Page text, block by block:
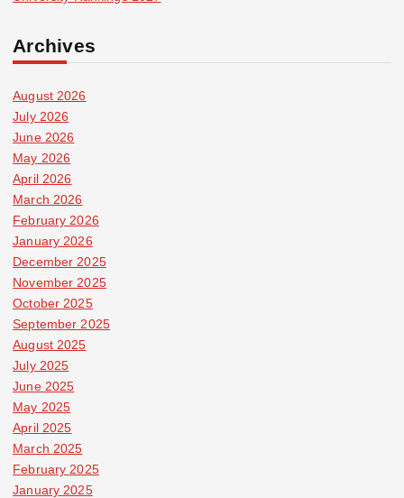
Archives
August 2026
July 2026
June 2026
May 2026
April 2026
March 2026
February 2026
January 2026
December 2025
November 2025
October 2025
September 2025
August 2025
July 2025
June 2025
May 2025
April 2025
March 2025
February 2025
January 2025